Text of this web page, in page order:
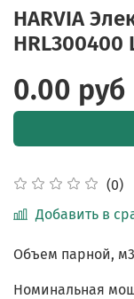
HARVIA
HRL300400
(0)
Добавить в
0.00 руб
Объем парной,
Номинальная